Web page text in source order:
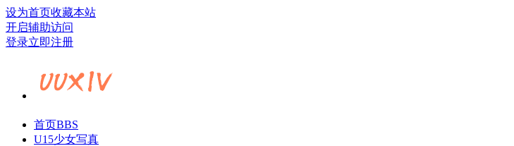
设为首页收藏本站
开启辅助访问
登录立即注册
首页BBS
U15少女写真